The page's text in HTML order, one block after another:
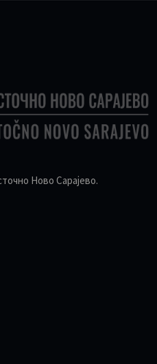
Ново Сарајево.